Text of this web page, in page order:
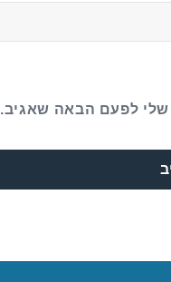
שלי לפעם הבאה שאגיב.